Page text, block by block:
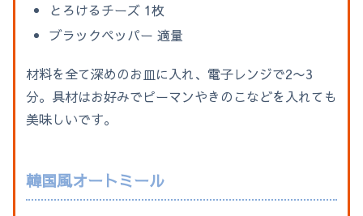
とろけるチーズ 1枚
ブラックペッパー 適量
材料を全て深めのお皿に入れ、電子レンジで2〜3
分。具材はお好みでピーマンやきのこなどを入れても
美味しいです。
韓国風オートミール